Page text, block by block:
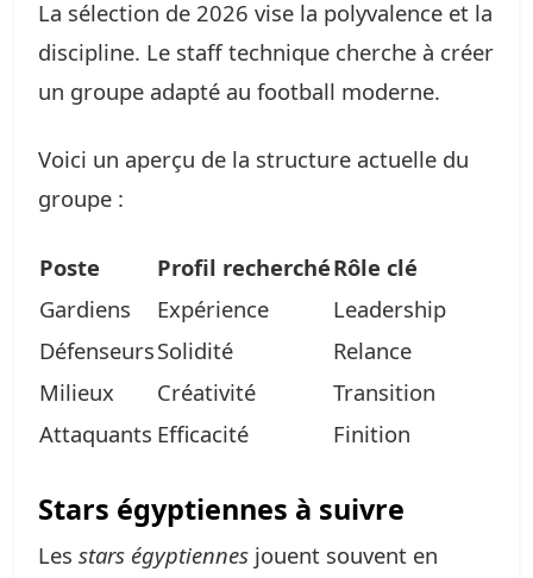
La sélection de 2026 vise la polyvalence et la
discipline. Le staff technique cherche à créer
un groupe adapté au football moderne.
Voici un aperçu de la structure actuelle du
groupe :
Poste Profil recherchéRôle clé
Gardiens
Expérience
Leadership
DéfenseursSolidité
Relance
Milieux
Créativité
Transition
Attaquants Efficacité Finition
Stars égyptiennes à suivre
Les stars égyptiennes jouent souvent en